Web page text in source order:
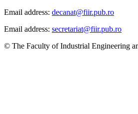
Email address: decanat@fiir.pub.ro
Email address: secretariat@fiir.pub.ro
© The Faculty of Industrial Engineering